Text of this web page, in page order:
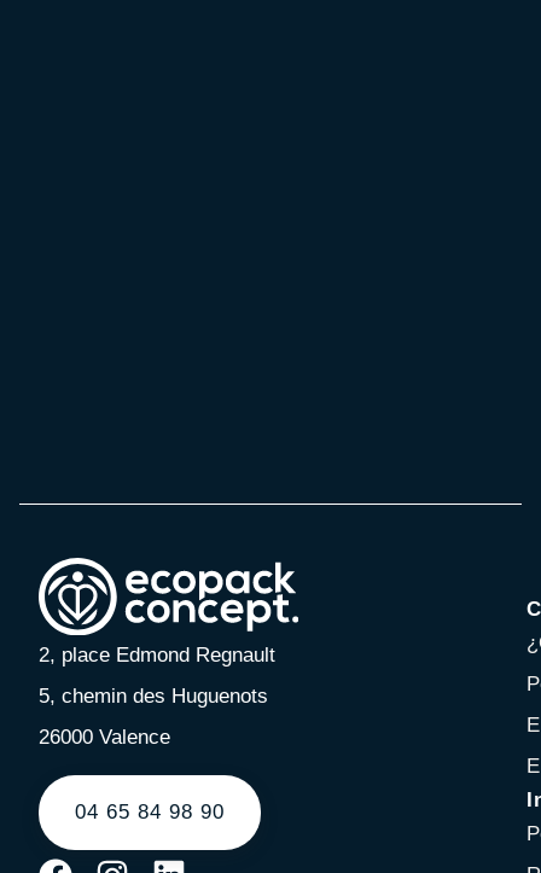
2, place Edmond Regnault
5, chemin des Huguenots
26000 Valence
04 65 84 98 90